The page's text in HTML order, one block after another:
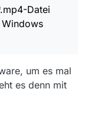
funktioniert bei
Download eines
wenn ich
Sendung
dass
hat,
Datei
um es mal
es denn mit